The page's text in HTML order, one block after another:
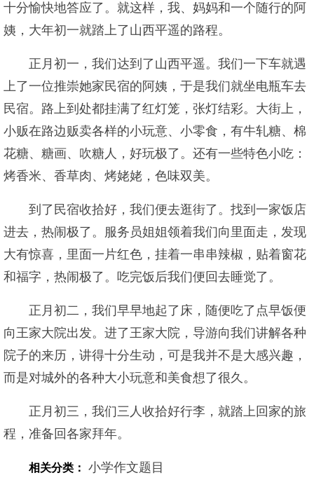
十分愉快地答应了。就这样，我、妈妈和一个随行的阿
姨，大年初一就踏上了山西平遥的路程。
正月初一，我们达到了山西平遥。我们一下车就遇
上了一位推崇她家民宿的阿姨，于是我们就坐电瓶车去
民宿。路上到处都挂满了红灯笼，张灯结彩。大街上，
小贩在路边贩卖各样的小玩意、小零食，有牛轧糖、棉
花糖、糖画、吹糖人，好玩极了。还有一些特色小吃：
烤香米、香草肉、烤姥姥，色味双美。
到了民宿收拾好，我们便去逛街了。找到一家饭店
进去，热闹极了。服务员姐姐领着我们向里面走，发现
大有惊喜，里面一片红色，挂着一串串辣椒，贴着窗花
和福字，热闹极了。吃完饭后我们便回去睡觉了。
正月初二，我们早早地起了床，随便吃了点早饭便
向王家大院出发。进了王家大院，导游向我们讲解各种
院子的来历，讲得十分生动，可是我并不是大感兴趣，
而是对城外的各种大小玩意和美食想了很久。
正月初三，我们三人收拾好行李，就踏上回家的旅
程，准备回各家拜年。
相关分类： 小学作文题目